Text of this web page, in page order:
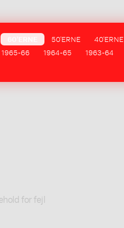
50'ERNE 40'ERNE
1965-66 1964-65 1963-64
for fejl